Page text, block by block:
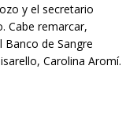
y el secretario
Cabe remarcar,
Banco de Sangre
Carolina Aromí.